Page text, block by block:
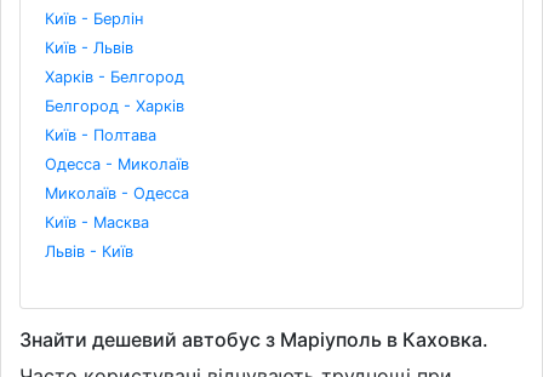
Київ - Берлін
Київ - Львів
Харків - Белгород
Белгород - Харків
Київ - Полтава
Одесса - Миколаїв
Миколаїв - Одесса
Київ - Масква
Львів - Київ
Знайти дешевий автобус з Маріуполь в Каховка.